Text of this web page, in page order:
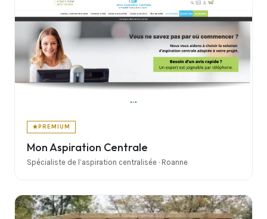
PREMIUM
Mon Aspiration Centrale
Spécialiste de l’aspiration centralisée · Roanne